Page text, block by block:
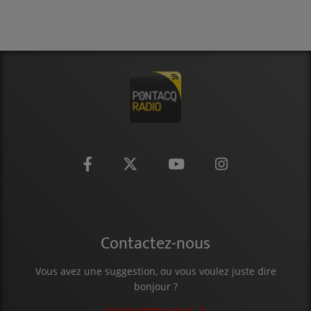
Contactez-nous
Vous avez une suggestion, ou vous voulez juste dire
bonjour ?